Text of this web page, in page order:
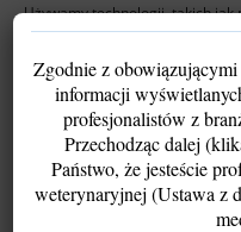
Używamy technologii, takich
uzyskiwać dostęp do informacji
niespersonalizowanych reklam.
Wyrażenie zgody pozwoli nam
podczas przeglądania lub
wycofanie może ograniczyć
Zgodnie z
informacji
profesjonalistów z
Przechodząc dalej
Państwo, że jesteście
weterynaryjnej (Ustawa z